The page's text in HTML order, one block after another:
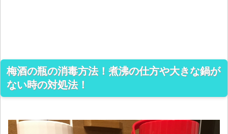
梅酒の瓶の消毒方法！煮沸の仕方や大きな鍋が
ない時の対処法！